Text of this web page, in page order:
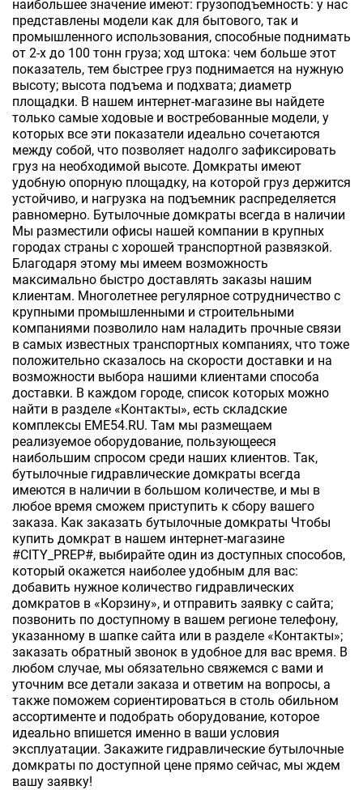
наибольшее значение имеют: грузоподъемность: у нас
представлены модели как для бытового, так и
промышленного использования, способные поднимать
от 2-х до 100 тонн груза; ход штока: чем больше этот
показатель, тем быстрее груз поднимается на нужную
высоту; высота подъема и подхвата; диаметр
площадки. В нашем интернет-магазине вы найдете
только самые ходовые и востребованные модели, у
которых все эти показатели идеально сочетаются
между собой, что позволяет надолго зафиксировать
груз на необходимой высоте. Домкраты имеют
удобную опорную площадку, на которой груз держится
устойчиво, и нагрузка на подъемник распределяется
равномерно. Бутылочные домкраты всегда в наличии
Мы разместили офисы нашей компании в крупных
городах страны с хорошей транспортной развязкой.
Благодаря этому мы имеем возможность
максимально быстро доставлять заказы нашим
клиентам. Многолетнее регулярное сотрудничество с
крупными промышленными и строительными
компаниями позволило нам наладить прочные связи
в самых известных транспортных компаниях, что тоже
положительно сказалось на скорости доставки и на
возможности выбора нашими клиентами способа
доставки. В каждом городе, список которых можно
найти в разделе «Контакты», есть складские
комплексы EME54.RU. Там мы размещаем
реализуемое оборудование, пользующееся
наибольшим спросом среди наших клиентов. Так,
бутылочные гидравлические домкраты всегда
имеются в наличии в большом количестве, и мы в
любое время сможем приступить к сбору вашего
заказа. Как заказать бутылочные домкраты Чтобы
купить домкрат в нашем интернет-магазине
#CITY_PREP#, выбирайте один из доступных способов,
который окажется наиболее удобным для вас:
добавить нужное количество гидравлических
домкратов в «Корзину», и отправить заявку с сайта;
позвонить по доступному в вашем регионе телефону,
указанному в шапке сайта или в разделе «Контакты»;
заказать обратный звонок в удобное для вас время. В
любом случае, мы обязательно свяжемся с вами и
уточним все детали заказа и ответим на вопросы, а
также поможем сориентироваться в столь обильном
ассортименте и подобрать оборудование, которое
идеально впишется именно в ваши условия
эксплуатации. Закажите гидравлические бутылочные
домкраты по доступной цене прямо сейчас, мы ждем
вашу заявку!